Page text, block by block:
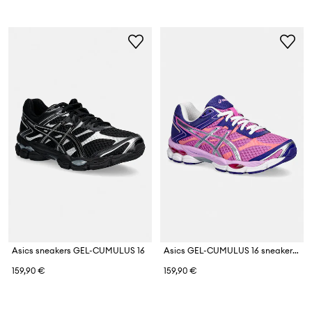
Asics sneakers GEL-CUMULUS 16
159,90 €
Asics GEL-CUMULUS 16 sneakers da donna
159,90 €